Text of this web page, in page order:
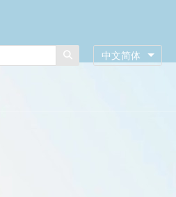
中文简体